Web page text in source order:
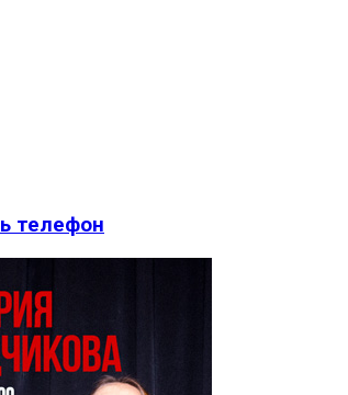
телефон